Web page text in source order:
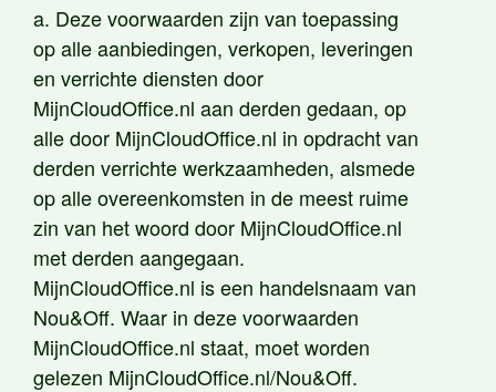
a. Deze voorwaarden zijn van toepassing
op alle aanbiedingen, verkopen, leveringen
en verrichte diensten door
MijnCloudOffice.nl aan derden gedaan, op
alle door MijnCloudOffice.nl in opdracht van
derden verrichte werkzaamheden, alsmede
op alle overeenkomsten in de meest ruime
zin van het woord door MijnCloudOffice.nl
met derden aangegaan.
MijnCloudOffice.nl is een handelsnaam van
Nou&Off. Waar in deze voorwaarden
MijnCloudOffice.nl staat, moet worden
gelezen MijnCloudOffice.nl/Nou&Off.